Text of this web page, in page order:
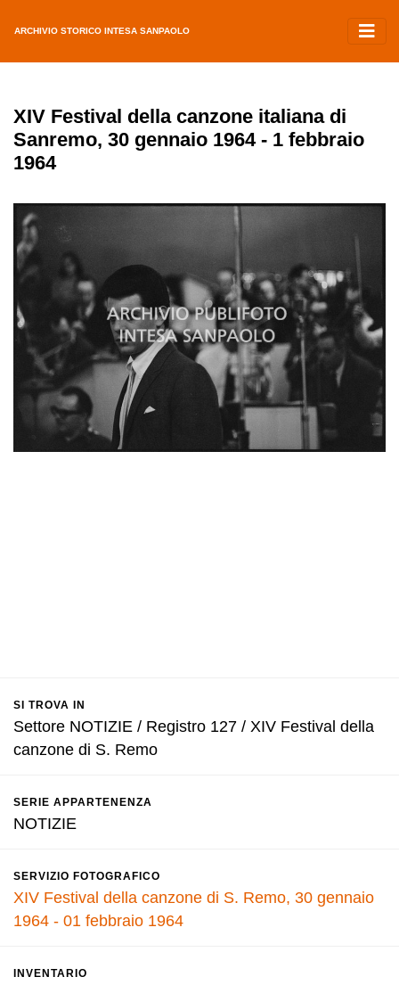
ARCHIVIO STORICO INTESA SANPAOLO
XIV Festival della canzone italiana di
Sanremo, 30 gennaio 1964 - 1 febbraio
1964
SI TROVA IN
Settore NOTIZIE / Registro 127 / XIV Festival della
canzone di S. Remo
SERIE APPARTENENZA
NOTIZIE
SERVIZIO FOTOGRAFICO
XIV Festival della canzone di S. Remo, 30 gennaio
1964 - 01 febbraio 1964
INVENTARIO